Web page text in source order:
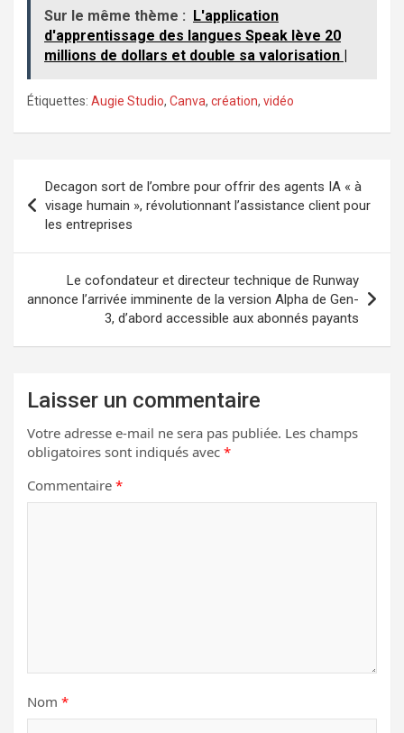
Sur le même thème : L'application
d'apprentissage des langues Speak lève 20
millions de dollars et double sa valorisation |
Étiquettes: Augie Studio, Canva, création, vidéo
de
l’article
Decagon sort de l’ombre pour offrir des agents IA « à
visage humain », révolutionnant l’assistance client pour
les entreprises
Le cofondateur et directeur technique de Runway
annonce l’arrivée imminente de la version Alpha de Gen-
3, d’abord accessible aux abonnés payants
Laisser un commentaire
Votre adresse e-mail ne sera pas publiée. Les champs
obligatoires sont indiqués avec *
Commentaire *
Nom *